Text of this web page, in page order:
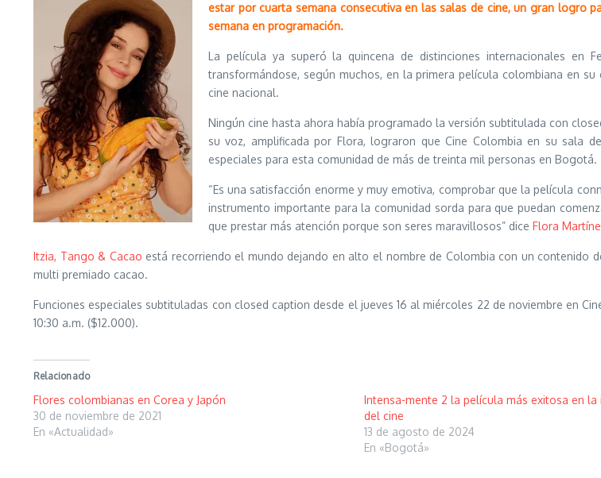
estar por cuarta semana consecutiva en las salas de cine, un gran logro
semana en programación.
La película ya superó la quincena de distinciones internacionales en
transformándose, según muchos, en la primera película colombiana en
cine nacional.
Ningún cine hasta ahora había programado la versión subtitulada con
su voz, amplificada por Flora, lograron que Cine Colombia en su sala
especiales para esta comunidad de más de treinta mil personas en Bogotá.
“Es una satisfacción enorme y muy emotiva, comprobar que la película
instrumento importante para la comunidad sorda para que puedan
que prestar más atención porque son seres maravillosos” dice Flora
Itzia, Tango & Cacao está recorriendo el mundo dejando en alto el nombre de Colombia con un contenido
multi premiado cacao.
Funciones especiales subtituladas con closed caption desde el jueves 16 al miércoles 22 de noviembre en
10:30 a.m. ($12.000).
Relacionado
Flores colombianas en Corea y Japón
30 de noviembre de 2021
En «Actualidad»
Intensa-mente 2 la película más exitosa en la
del cine
13 de agosto de 2024
En «Bogotá»